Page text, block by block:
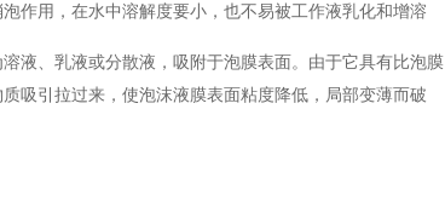
作用，在水中溶解度要小，也不易被工作液乳化和增溶
、乳液或分散液，吸附于泡膜表面。由于它具有比泡膜
吸引拉过来，使泡沫液膜表面粘度降低，局部变薄而破